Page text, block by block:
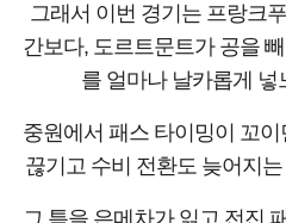
그래서 이번 경기는 프랑크
간보다, 도르트문트가 공을
를 얼마나 날카롭게 넣
중원에서 패스 타이밍이 꼬
끊기고 수비 전환도 늦어지
그 틈을 은메차가 읽고 전진